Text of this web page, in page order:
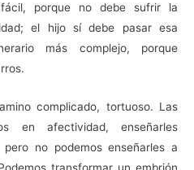
porque no debe sufrir la
el hijo sí debe pasar esa
más complejo, porque
complicado, tortuoso. Las
en afectividad, enseñarles
no podemos enseñarles a